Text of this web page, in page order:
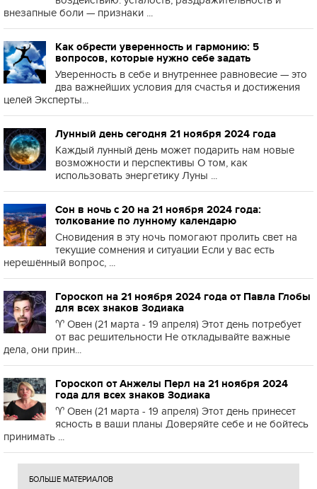
внезапные боли — признаки ...
Как обрести уверенность и гармонию: 5
вопросов, которые нужно себе задать
Уверенность в себе и внутреннее равновесие — это
два важнейших условия для счастья и достижения
целей Эксперты...
Лунный день сегодня 21 ноября 2024 года
Каждый лунный день может подарить нам новые
возможности и перспективы О том, как
использовать энергетику Луны ...
Сон в ночь с 20 на 21 ноября 2024 года:
толкование по лунному календарю
Сновидения в эту ночь помогают пролить свет на
текущие сомнения и ситуации Если у вас есть
нерешённый вопрос, ...
Гороскоп на 21 ноября 2024 года от Павла Глобы
для всех знаков Зодиака
♈️ Овен (21 марта - 19 апреля) Этот день потребует
от вас решительности Не откладывайте важные
дела, они прин...
Гороскоп от Анжелы Перл на 21 ноября 2024
года для всех знаков Зодиака
♈️ Овен (21 марта - 19 апреля) Этот день принесет
ясность в ваши планы Доверяйте себе и не бойтесь
принимать ...
БОЛЬШЕ МАТЕРИАЛОВ